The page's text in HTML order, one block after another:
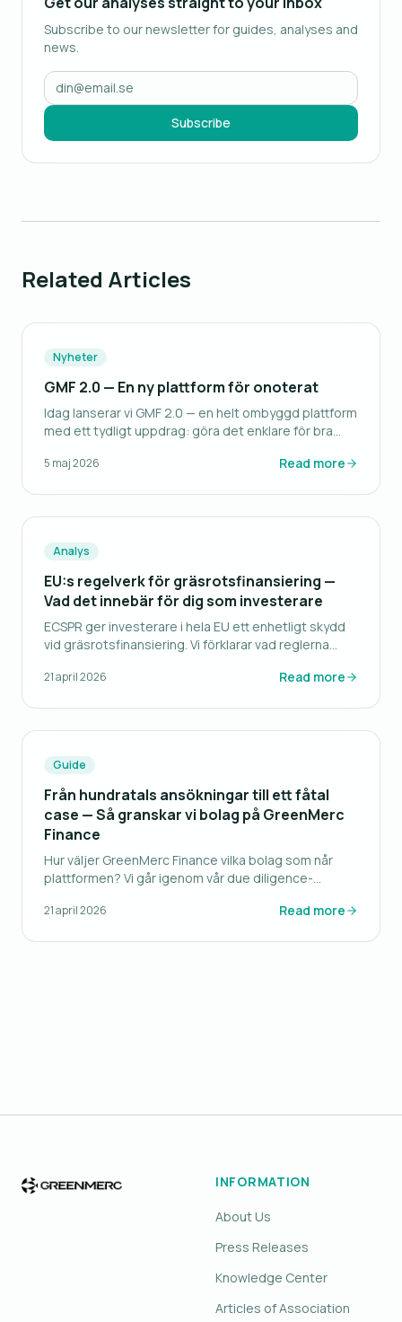
Subscribe to our newsletter for guides, analyses and
news.
Subscribe
Related Articles
Nyheter
GMF 2.0 — En ny plattform för onoterat
Idag lanserar vi GMF 2.0 — en helt ombyggd plattform
med ett tydligt uppdrag: göra det enklare för bra
5 maj 2026 Read more
Analys
EU:s regelverk för gräsrotsfinansiering —
Vad det innebär för dig som investerare
ECSPR ger investerare i hela EU ett enhetligt skydd
vid gräsrotsfinansiering. Vi förklarar vad reglerna
21 april 2026 Read more
Guide
Från hundratals ansökningar till ett fåtal
case — Så granskar vi bolag på GreenMerc
Finance
Hur väljer GreenMerc Finance vilka bolag som når
plattformen? Vi går igenom vår due diligence-
21 april 2026 Read more
INFORMATION
About Us
Press Releases
Knowledge Center
Articles of Association